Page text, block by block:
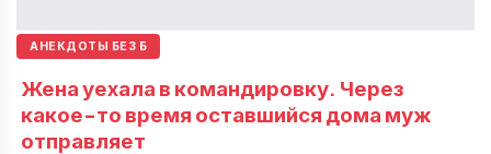
АНЕКДОТЫ БЕЗ Б
Жена уехала в командировку. Через
какое-то время оставшийся дома муж
отправляет